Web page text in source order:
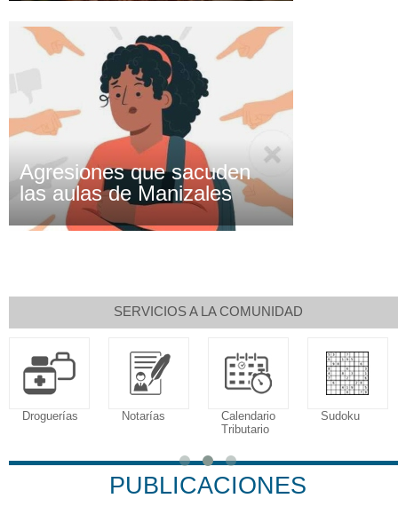
Agresiones que sacuden
las aulas de Manizales
SERVICIOS A LA COMUNIDAD
Droguerías Notarías
Calendario
Tributario
Sudoku
PUBLICACIONES